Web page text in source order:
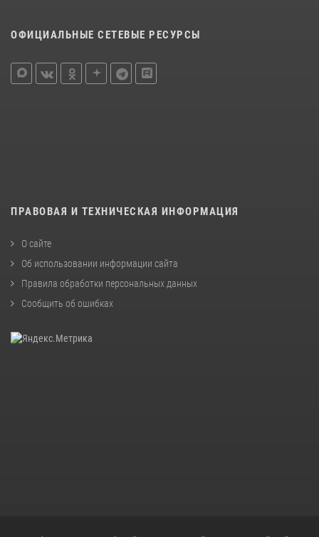
ОФИЦИАЛЬНЫЕ СЕТЕВЫЕ РЕСУРСЫ
ПРАВОВАЯ И ТЕХНИЧЕСКАЯ ИНФОРМАЦИЯ
О сайте
Об использовании информации сайта
Правила обработки персональных данных
Сообщить об ошибках